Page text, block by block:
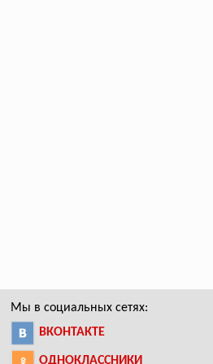
Мы в социальных сетях:
ВКОНТАКТЕ
ОДНОКЛАССНИКИ